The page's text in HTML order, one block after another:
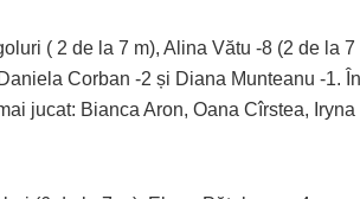
( 2 de la 7 m), Alina Vătu -8 (2 de la 7
Corban -2 și Diana Munteanu -1. În
jucat: Bianca Aron, Oana Cîrstea, Iryna